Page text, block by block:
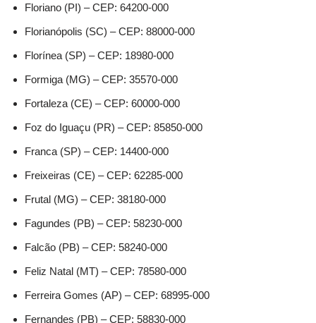
Floriano (PI) – CEP: 64200-000
Florianópolis (SC) – CEP: 88000-000
Florínea (SP) – CEP: 18980-000
Formiga (MG) – CEP: 35570-000
Fortaleza (CE) – CEP: 60000-000
Foz do Iguaçu (PR) – CEP: 85850-000
Franca (SP) – CEP: 14400-000
Freixeiras (CE) – CEP: 62285-000
Frutal (MG) – CEP: 38180-000
Fagundes (PB) – CEP: 58230-000
Falcão (PB) – CEP: 58240-000
Feliz Natal (MT) – CEP: 78580-000
Ferreira Gomes (AP) – CEP: 68995-000
Fernandes (PB) – CEP: 58830-000